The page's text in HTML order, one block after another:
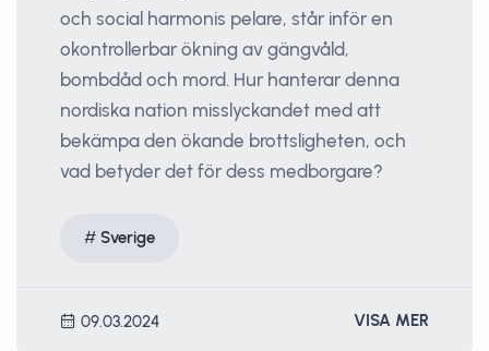
och social harmonis pelare, står inför en
okontrollerbar ökning av gängvåld,
bombdåd och mord. Hur hanterar denna
nordiska nation misslyckandet med att
bekämpa den ökande brottsligheten, och
vad betyder det för dess medborgare?
Sverige
09.03.2024 VISA MER